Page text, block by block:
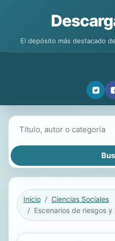
El depósito más destacado
Inicio
Ciencias Sociales